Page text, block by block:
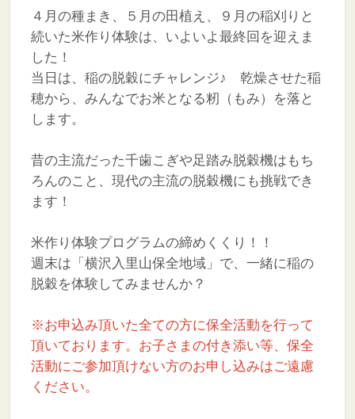
４月の種まき、５月の田植え、９月の稲刈りと
続いた米作り体験は、いよいよ最終回を迎えま
した！
当日は、稲の脱穀にチャレンジ♪ 乾燥させた稲
穂から、みんなでお米となる籾（もみ）を落と
します。
昔の主流だった千歯こぎや足踏み脱穀機はもち
ろんのこと、現代の主流の脱穀機にも挑戦でき
ます！
米作り体験プログラムの締めくくり！！
週末は「横沢入里山保全地域」で、一緒に稲の
脱穀を体験してみませんか？
※お申込み頂いた全ての方に保全活動を行って
頂いております。お子さまの付き添い等、保全
活動にご参加頂けない方のお申し込みはご遠慮
ください。